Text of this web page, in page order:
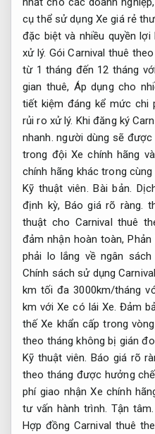
cụ thể sử dụng Xe giá rẻ
đặc biệt và nhiều quyền
xử lý. Gói Carnival thuê
từ 1 tháng đến 12 tháng
gian thuê, Áp dụng cho
tiết kiệm đáng kể mức chi
rủi ro xử lý. Khi đăng ký
nhanh. người dùng sẽ
trong đội Xe chính hãng
chính hãng khác trong
Kỹ thuật viên. Bài bản.
định kỳ, Báo giá rõ ràng.
thuật cho Carnival thuê
đảm nhận hoàn toàn,Phản
phải lo lắng về ngân
Chính sách sử dụng
km tối đa 3000km/tháng
km với Xe có lái Xe. Đảm
thế Xe khẩn cấp trong
theo tháng không bị gián
Kỹ thuật viên. Báo giá rõ
theo tháng được hưởng
phí giao nhận Xe chính
tư vấn hành trình. Tận tâm.
Hợp đồng Carnival thuê